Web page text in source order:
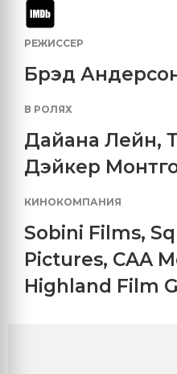
РЕЖИССЕР
Брэд
В РОЛЯХ
Дайана Лейн,
Дэйкер
КИНОКОМПАНИЯ
Sobini Films,
Pictures, CAA
Highland Film